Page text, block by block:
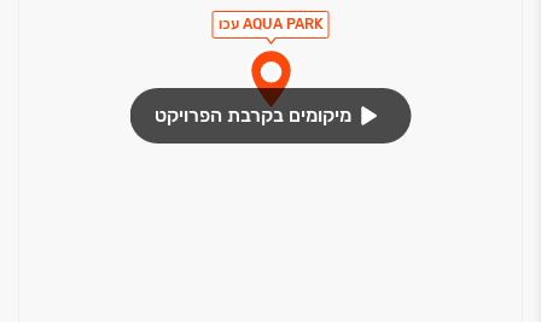
חיפוי קירות גרניט פורצלן עד גובה תקרה
ארונות אמבטיה מעוצבים עם כיור אינטגרלי
AQUA PARK עכו
מיקומים בקרבת הפרויקט